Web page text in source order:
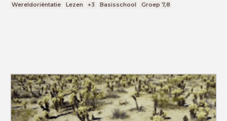
Wereldoriëntatie Lezen +3 Basisschool Groep 7,8